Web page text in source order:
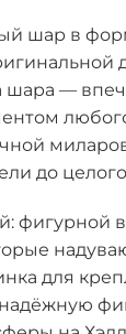
шар в
шара —
до
фигурной
для
надёжную